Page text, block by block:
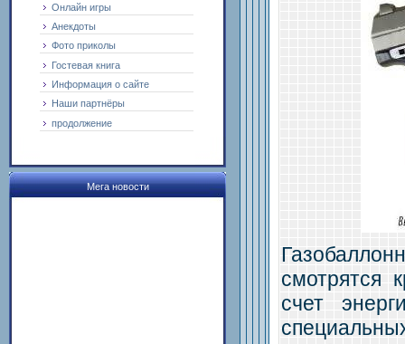
Онлайн игры
Анекдоты
Фото приколы
Гостевая книга
Информация о сайте
Наши партнёры
продолжение
Мега новости
смотрятся
счет